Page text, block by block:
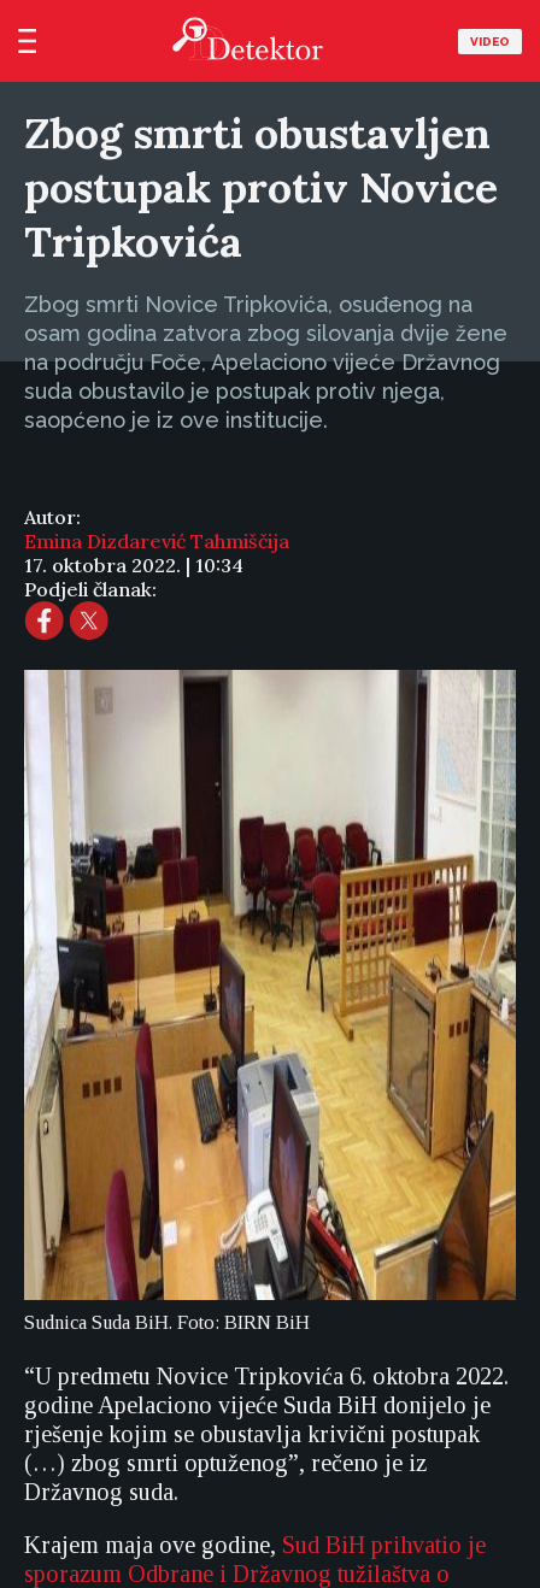
VIDEO
Zbog smrti obustavljen
postupak protiv Novice
Tripkovića
Zbog smrti Novice Tripkovića, osuđenog na
osam godina zatvora zbog silovanja dvije žene
na području Foče, Apelaciono vijeće Državnog
suda obustavilo je postupak protiv njega,
saopćeno je iz ove institucije.
Autor:
Emina Dizdarević Tahmiščija
17. oktobra 2022. | 10:34
Podjeli članak:
Sudnica Suda BiH. Foto: BIRN BiH
“U predmetu Novice Tripkovića 6. oktobra 2022.
godine Apelaciono vijeće Suda BiH donijelo je
rješenje kojim se obustavlja krivični postupak
(…) zbog smrti optuženog”, rečeno je iz
Državnog suda.
Krajem maja ove godine, Sud BiH prihvatio je
sporazum Odbrane i Državnog tužilaštva o